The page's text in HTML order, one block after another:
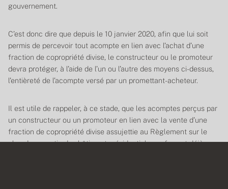
gouvernement.
C’est donc dire que depuis le 10 janvier 2020, afin que lui soit
permis de percevoir tout acompte en lien avec l’achat d’une
fraction de copropriété divise, le constructeur ou le promoteur
devra protéger, à l’aide de l’un ou l’autre des moyens ci-dessus,
l’entièreté de l’acompte versé par un promettant-acheteur.
Il est utile de rappeler, à ce stade, que les acomptes perçus par
un constructeur ou un promoteur en lien avec la vente d’une
fraction de copropriété divise assujettie au Règlement sur le
plan de garantie des bâtiments résidentiels neufs sont déjà,